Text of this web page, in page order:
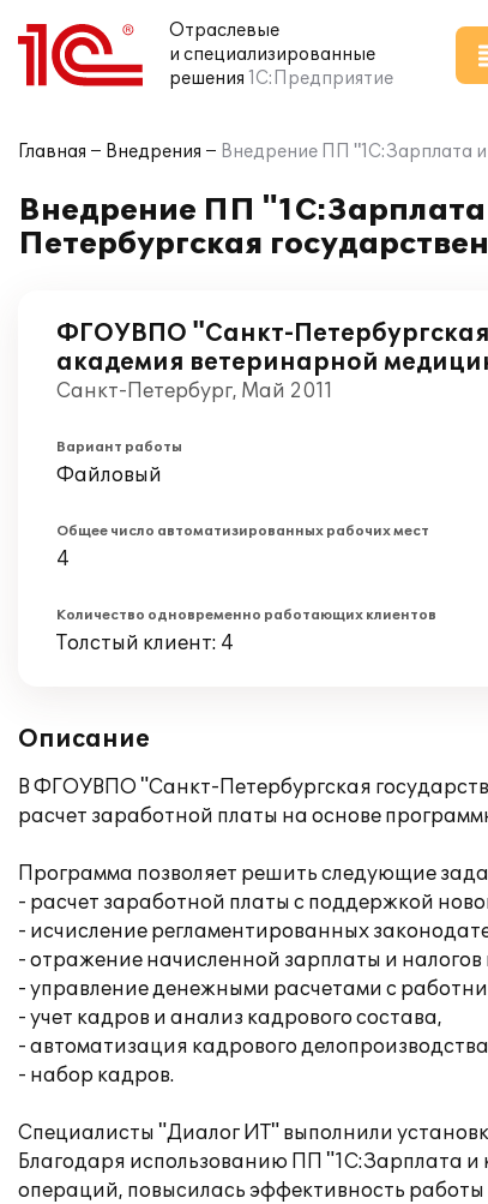
Отраслевые
и специализированные
решения 1С:Предприятие
Главная Внедрения Внедрение ПП "1С:Зарплата
Внедрение ПП
Петербургская
ФГОУВПО "Санкт-Петербургская
академия ветеринарной
Санкт-Петербург, Май 2011
Вариант работы
Файловый
Общее число автоматизированных рабочих мест
4
Количество одновременно работающих клиентов
Толстый клиент: 4
Описание
В ФГОУВПО "Санкт-Петербургская
расчет заработной платы на основе
Программа позволяет решить следующие
- расчет заработной платы с поддержкой
- исчисление регламентированных
- отражение начисленной зарплаты и
- управление денежными расчетами с
- учет кадров и анализ кадрового состава,
- автоматизация кадрового
- набор кадров.
Специалисты "Диалог ИТ" выполнили
Благодаря использованию ПП "1С:Зарплата и
операций, повысилась эффективность